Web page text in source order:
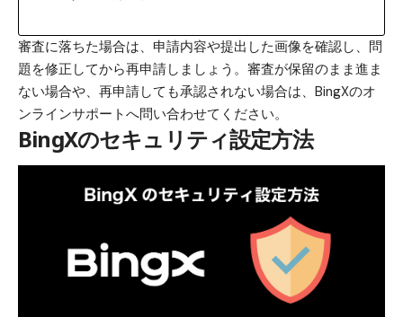
審査に落ちた場合は、申請内容や提出した画像を確認し、問
題を修正してから再申請しましょう。審査が保留のまま進ま
ない場合や、再申請しても承認されない場合は、BingXのオ
ンラインサポートへ問い合わせてください。
BingXのセキュリティ設定方法